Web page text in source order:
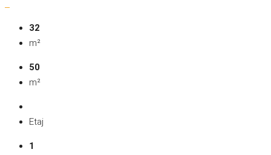
32
m²
50
m²
Etaj
1